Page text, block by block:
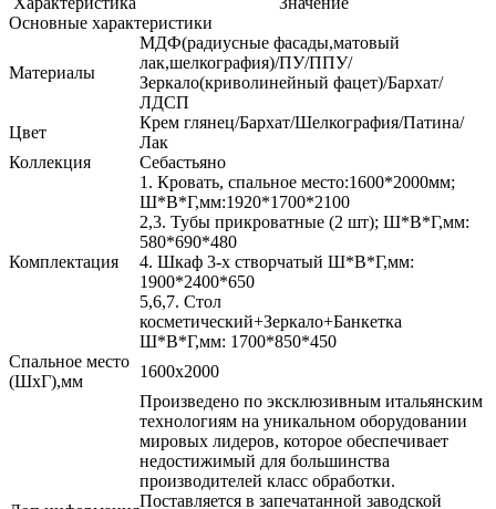
Основные характеристики
Материалы
МДФ(радиусные фасады,матовый
лак,шелкография)/ПУ/ППУ/
Зеркало(криволинейный фацет)/Бархат/
ЛДСП
Цвет
Крем глянец/Бархат/Шелкография/Патина/
Лак
Коллекция
Себастьяно
Комплектация
1. Кровать, спальное место:1600*2000мм;
Ш*В*Г,мм:1920*1700*2100
2,3. Тубы прикроватные (2 шт); Ш*В*Г,мм:
580*690*480
4. Шкаф 3-х створчатый Ш*В*Г,мм:
1900*2400*650
5,6,7. Стол
косметический+Зеркало+Банкетка
Ш*В*Г,мм: 1700*850*450
Спальное место
(ШхГ),мм
1600х2000
Произведено по эксклюзивным итальянским
технологиям на уникальном оборудовании
мировых лидеров, которое обеспечивает
недостижимый для большинства
производителей класс обработки.
Поставляется в запечатанной заводской